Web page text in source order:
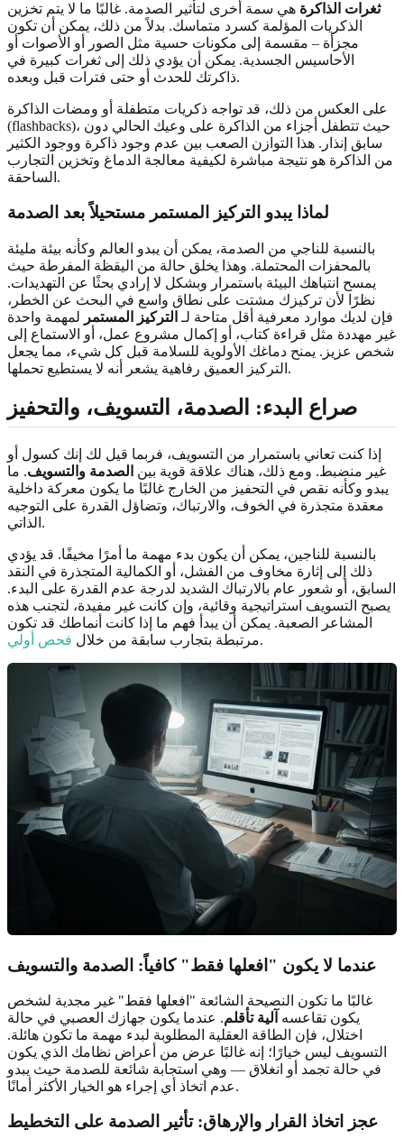
ثغرات الذاكرة هي سمة أخرى لتأثير الصدمة. غالبًا ما لا يتم تخزين
الذكريات المؤلمة كسرد متماسك. بدلاً من ذلك، يمكن أن تكون
مجزأة – مقسمة إلى مكونات حسية مثل الصور أو الأصوات أو
الأحاسيس الجسدية. يمكن أن يؤدي ذلك إلى ثغرات كبيرة في
ذاكرتك للحدث أو حتى فترات قبل وبعده.
على العكس من ذلك، قد تواجه ذكريات متطفلة أو ومضات الذاكرة
(flashbacks)، حيث تتطفل أجزاء من الذاكرة على وعيك الحالي دون
سابق إنذار. هذا التوازن الصعب بين عدم وجود ذاكرة ووجود الكثير
من الذاكرة هو نتيجة مباشرة لكيفية معالجة الدماغ وتخزين التجارب
الساحقة.
لماذا يبدو التركيز المستمر مستحيلاً بعد الصدمة
بالنسبة للناجي من الصدمة، يمكن أن يبدو العالم وكأنه بيئة مليئة
بالمحفزات المحتملة. وهذا يخلق حالة من اليقظة المفرطة حيث
يمسح انتباهك البيئة باستمرار وبشكل لا إرادي بحثًا عن التهديدات.
نظرًا لأن تركيزك مشتت على نطاق واسع في البحث عن الخطر،
فإن لديك موارد معرفية أقل متاحة لـ التركيز المستمر لمهمة واحدة
غير مهددة مثل قراءة كتاب، أو إكمال مشروع عمل، أو الاستماع إلى
شخص عزيز. يمنح دماغك الأولوية للسلامة قبل كل شيء، مما يجعل
التركيز العميق رفاهية يشعر أنه لا يستطيع تحملها.
صراع البدء: الصدمة، التسويف، والتحفيز
إذا كنت تعاني باستمرار من التسويف، فربما قيل لك إنك كسول أو
غير منضبط. ومع ذلك، هناك علاقة قوية بين الصدمة والتسويف. ما
يبدو وكأنه نقص في التحفيز من الخارج غالبًا ما يكون معركة داخلية
معقدة متجذرة في الخوف، والارتباك، وتضاؤل القدرة على التوجيه
الذاتي.
بالنسبة للناجين، يمكن أن يكون بدء مهمة ما أمرًا مخيفًا. قد يؤدي
ذلك إلى إثارة مخاوف من الفشل، أو الكمالية المتجذرة في النقد
السابق، أو شعور عام بالارتباك الشديد لدرجة عدم القدرة على البدء.
يصبح التسويف استراتيجية وقائية، وإن كانت غير مفيدة، لتجنب هذه
المشاعر الصعبة. يمكن أن يبدأ فهم ما إذا كانت أنماطك قد تكون
مرتبطة بتجارب سابقة من خلال فحص أولي .
عندما لا يكون "افعلها فقط" كافياً: الصدمة والتسويف
غالبًا ما تكون النصيحة الشائعة "افعلها فقط" غير مجدية لشخص
يكون تقاعسه آلية تأقلم. عندما يكون جهازك العصبي في حالة
اختلال، فإن الطاقة العقلية المطلوبة لبدء مهمة ما تكون هائلة.
التسويف ليس خيارًا؛ إنه غالبًا عرض من أعراض نظامك الذي يكون
في حالة تجمد أو انغلاق — وهي استجابة شائعة للصدمة حيث يبدو
عدم اتخاذ أي إجراء هو الخيار الأكثر أمانًا.
عجز اتخاذ القرار والإرهاق: تأثير الصدمة على التخطيط